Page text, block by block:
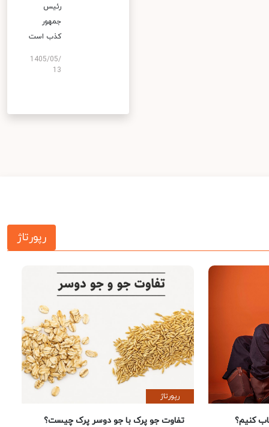
رئیس
جمهور
کذب است
1405/05/
13
رپورتاژ
کنیم؟
رپورتاژ
تفاوت جو پرک با جو دوسر پرک چیست؟